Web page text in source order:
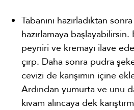
Tabanını hazırladıktan
hazırlamaya
peyniri ve kremayı ilave
çırp. Daha sonra pudra
cevizi de karışımın içine
Ardından yumurta ve unu
kıvam alıncaya dek